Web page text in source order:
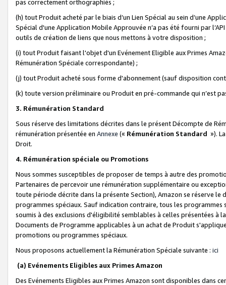
pas correctement orthographiés ;
(h) tout Produit acheté par le biais d’un Lien Spécial au sein d’une
Spécial d'une Application Mobile Approuvée n’a pas été fourni par
outils de création de liens que nous mettons à votre disposition ;
(i) tout Produit faisant l'objet d'un Evénement Eligible aux Primes
Rémunération Spéciale correspondante) ;
(j) tout Produit acheté sous forme d'abonnement (sauf disposition
(k) toute version préliminaire ou Produit en pré-commande qui n’est
3. Rémunération Standard
Sous réserve des limitations décrites dans le présent Décompte de
rémunération présentée en Annexe (« Rémunération Standard »).
Droit.
4. Rémunération spéciale ou Promotions
Nous sommes susceptibles de proposer de temps à autre des
Partenaires de percevoir une rémunération supplémentaire ou
toute période décrite dans la présente Section), Amazon se réserve
programmes spéciaux. Sauf indication contraire, tous les
soumis à des exclusions d'éligibilité semblables à celles présentées à
Documents de Programme applicables à un achat de Produit
promotions ou programmes spéciaux.
Nous proposons actuellement la Rémunération Spéciale suivante : ici
(a) Evénements Eligibles aux Primes Amazon
Des Evénements Eligibles aux Primes Amazon sont disponibles dans